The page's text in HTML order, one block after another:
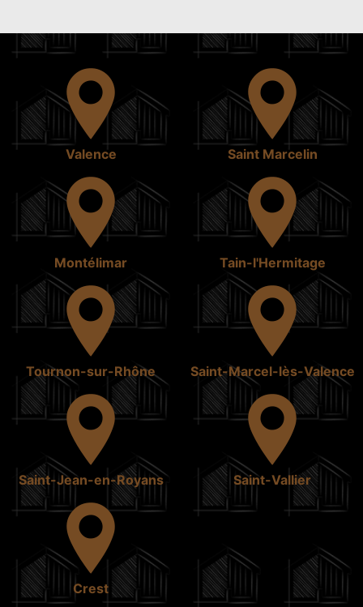
Valence Saint Marcelin
Montélimar Tain-l'Hermitage
Tournon-sur-Rhône Saint-Marcel-lès-Valence
Saint-Jean-en-Royans Saint-Vallier
Crest